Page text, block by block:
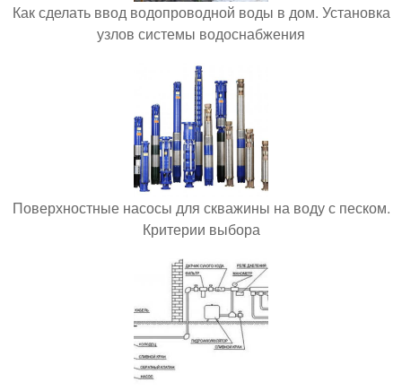
Как сделать ввод водопроводной воды в дом. Установка
узлов системы водоснабжения
Поверхностные насосы для скважины на воду с песком.
Критерии выбора